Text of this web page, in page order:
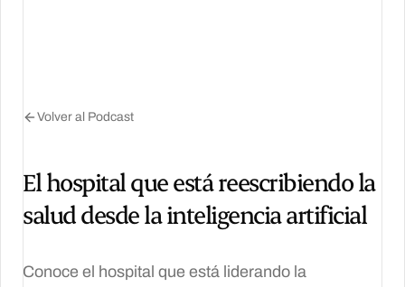
Volver al Podcast
El hospital que está reescribiendo la
salud desde la inteligencia artificial
Conoce el hospital que está liderando la